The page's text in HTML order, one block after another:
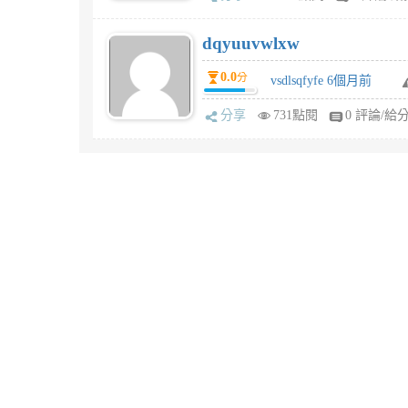
dqyuuvwlxw
0.0分 vsdlsqfyfe 6個月前
分享 731點閱 0 評論/給